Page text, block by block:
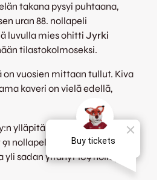
takana pysyi puhtaana,
uran 88. nollapeli
luvulla mies ohitti Jyrki
tilastokolmoseksi.
on vuosien mittaan tullut. Kiva
kaveri on vielä edellä,
ylläpitämässä tilastossa
nollapelin HJK-kassariVille
yli sadan yltänyt 109 nollapelin